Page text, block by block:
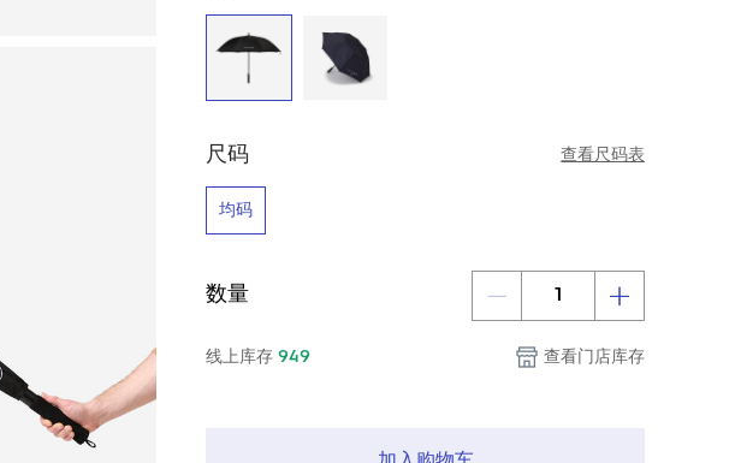
尺码 查看尺码表
均码
数量
线上库存949 查看门店库存